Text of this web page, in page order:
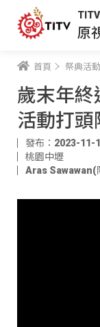
原
首頁 祭典活動
歲末年
活動打頭
發布：2023-11-
桃園中壢
Aras Sawawan(